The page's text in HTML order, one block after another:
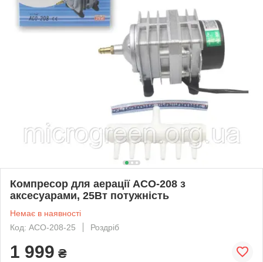
Компресор для аерації ACO-208 з
аксесуарами, 25Вт потужність
Немає в наявності
Код: ACO-208-25
Роздріб
1 999 ₴